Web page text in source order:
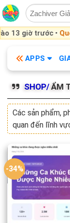
13 giờ trước •
Skip
to
content
APPS
SHOP/ẨM
Các sản phẩm,
quan đến lĩnh
-34%